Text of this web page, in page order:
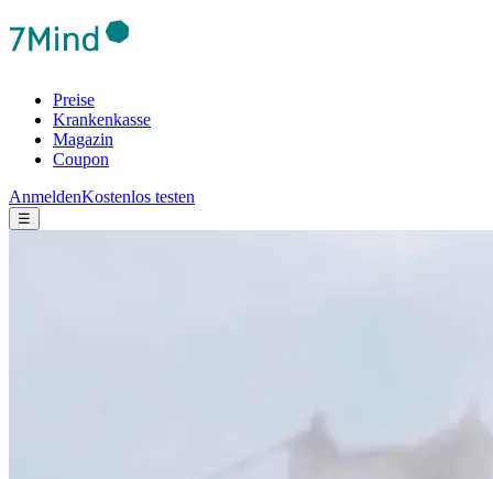
Preise
Krankenkasse
Magazin
Coupon
AnmeldenKostenlos testen
☰